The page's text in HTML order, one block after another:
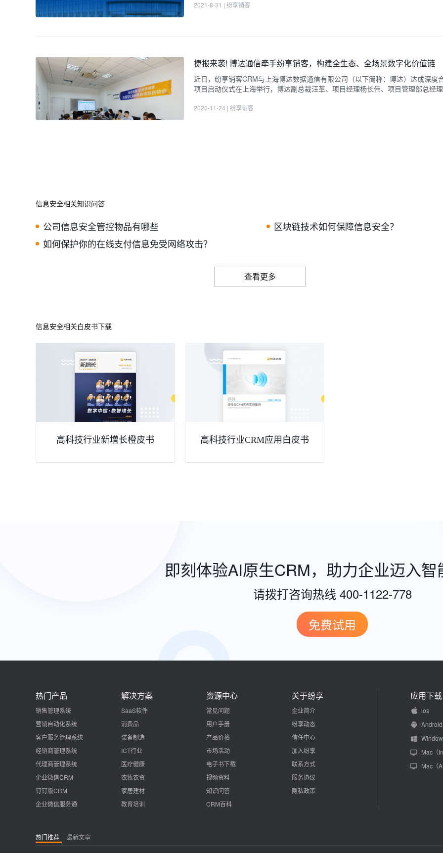
2021-8-31 | 纷享销客
捷报来袭! 博达通信牵手纷享销客，构建全生态、全场景数字化价值链
近日，纷享销客CRM与上海博达数据通信有限公司（以下简称：博达）达成深度
项目启动仪式在上海举行，博达副总裁汪革、项目经理杨长伟、项目管理部总经
2020-11-24 | 纷享销客
信息安全相关知识问答
公司信息安全管控物品有哪些
区块链技术如何保障信息安全？
如何保护你的在线支付信息免受网络攻击？
查看更多
信息安全相关白皮书下载
高科技行业新增长橙皮书 高科技行业CRM应用白皮书
即刻体验AI原生CRM，助力企业迈入智
请拨打咨询热线 400-1122-778
免费试用
热门产品
销售管理系统
营销自动化系统
客户服务管理系统
经销商管理系统
代理商管理系统
企业微信CRM
钉钉版CRM
企业微信服务通
解决方案
SaaS软件
消费品
装备制造
ICT行业
医疗健康
农牧农资
家居建材
教育培训
资源中心
常见问题
用户手册
产品价格
市场活动
电子书下载
视频资料
知识问答
CRM百科
关于纷享
企业简介
纷享动态
信任中心
加入纷享
联系方式
服务协议
隐私政策
应用下载
ios
Android
Mac（
Mac（
热门推荐 最新文章